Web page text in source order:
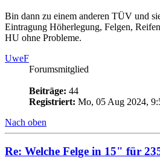
Bin dann zu einem anderen TÜV und
Eintragung Höherlegung, Felgen,
HU ohne Probleme.
UweF
Forumsmitglied
Beiträge: 44
Registriert: Mo, 05 Aug 2024,
Nach oben
Re: Welche Felge in 15" für